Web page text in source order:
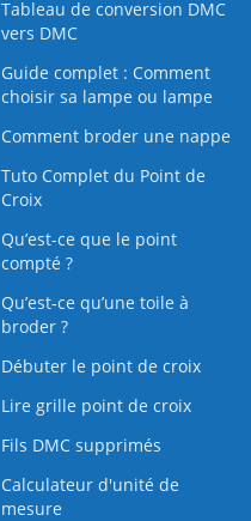
Tableau de conversion DMC
vers DMC
Guide complet : Comment
choisir sa lampe ou lampe
Comment broder une nappe
Tuto Complet du Point de
Croix
Qu’est-ce que le point
compté ?
Qu’est‑ce qu’une toile à
broder ?
Débuter le point de croix
Lire grille point de croix
Fils DMC supprimés
Calculateur d'unité de
mesure